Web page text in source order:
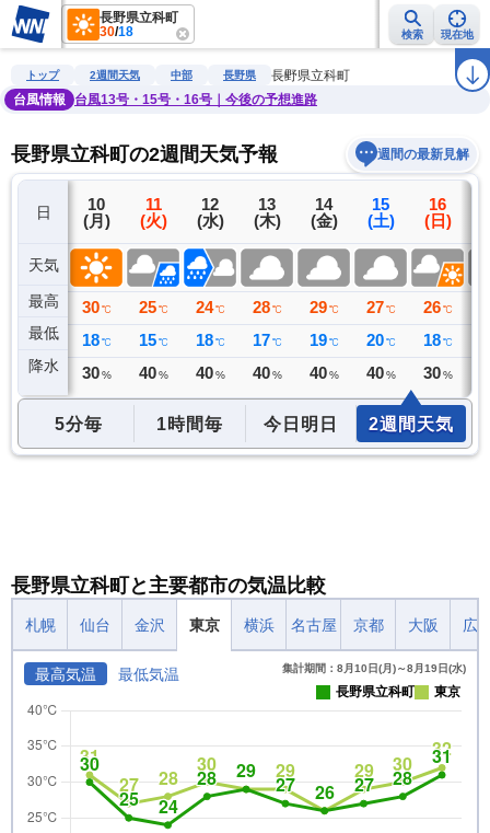
長野県立科町
30/18 検索 現在地
雨雲レーダー 台風情報 地震情報 警報・注意報 ラ
トップ 2週間天気 中部 長野県
長野県立科町
台風情報
台風13号・15号・16号｜今後の予想進路
長野県立科町の2週間天気予報 週間の最新見解
日
天気
最高
最低
降水
9
(日)
30 ℃
20 ℃
0 ミリ
10
(月)
30 ℃
18 ℃
30 %
11
(火)
25 ℃
15 ℃
40 %
12
(水)
24 ℃
18 ℃
40 %
13
(木)
28 ℃
17 ℃
40 %
14
(金)
29 ℃
19 ℃
40 %
15
(土)
27 ℃
20 ℃
40 %
16
(日)
26 ℃
18 ℃
30 %
5分毎 1時間毎 今日明日 2週間天気
長野県立科町と主要都市の気温比較
札幌 仙台 金沢 東京 横浜 名古屋 京都 大阪 広
最高気温 最低気温 集計期間：8月10日(月)～8月19日(水)
長野県立科町 東京